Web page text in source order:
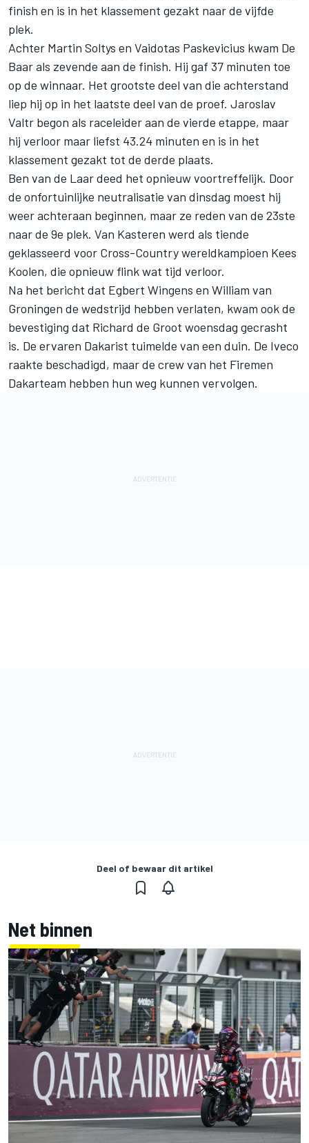
finish en is in het klassement gezakt naar de vijfde
plek.
Achter Martin Soltys en Vaidotas Paskevicius kwam De
Baar als zevende aan de finish. Hij gaf 37 minuten toe
op de winnaar. Het grootste deel van die achterstand
liep hij op in het laatste deel van de proef. Jaroslav
Valtr begon als raceleider aan de vierde etappe, maar
hij verloor maar liefst 43.24 minuten en is in het
klassement gezakt tot de derde plaats.
Ben van de Laar deed het opnieuw voortreffelijk. Door
de onfortuinlijke neutralisatie van dinsdag moest hij
weer achteraan beginnen, maar ze reden van de 23ste
naar de 9e plek. Van Kasteren werd als tiende
geklasseerd voor Cross-Country wereldkampioen Kees
Koolen, die opnieuw flink wat tijd verloor.
Na het bericht dat Egbert Wingens en William van
Groningen de wedstrijd hebben verlaten, kwam ook de
bevestiging dat Richard de Groot woensdag gecrasht
is. De ervaren Dakarist tuimelde van een duin. De Iveco
raakte beschadigd, maar de crew van het Firemen
Dakarteam hebben hun weg kunnen vervolgen.
Deel of bewaar dit artikel
Net binnen